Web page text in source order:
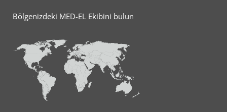
Bölgenizdeki MED-EL Ekibini bulun